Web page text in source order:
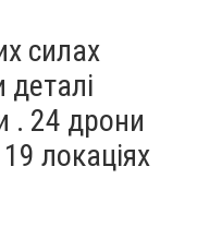
силах
. 24 дрони
локаціях